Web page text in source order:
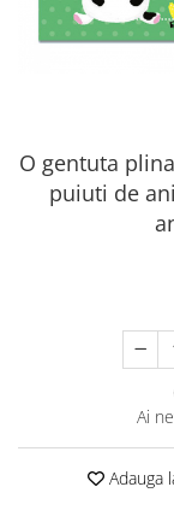
O gentuta
puiuti de
Ai
Adauga